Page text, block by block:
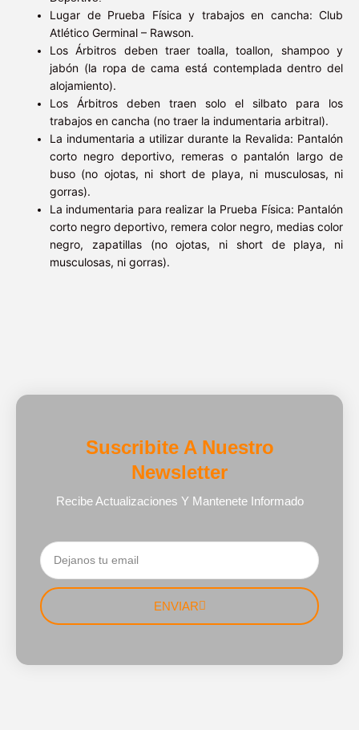
Lugar de Prueba Física y trabajos en cancha: Club
Atlético Germinal – Rawson.
Los Árbitros deben traer toalla, toallon, shampoo y
jabón (la ropa de cama está contemplada dentro del
alojamiento).
Los Árbitros deben traen solo el silbato para los
trabajos en cancha (no traer la indumentaria arbitral).
La indumentaria a utilizar durante la Revalida: Pantalón
corto negro deportivo, remeras o pantalón largo de
buso (no ojotas, ni short de playa, ni musculosas, ni
gorras).
La indumentaria para realizar la Prueba Física: Pantalón
corto negro deportivo, remera color negro, medias color
negro, zapatillas (no ojotas, ni short de playa, ni
musculosas, ni gorras).
Suscribite A Nuestro
Newsletter
Recibe Actualizaciones Y Mantenete Informado
ENVIAR